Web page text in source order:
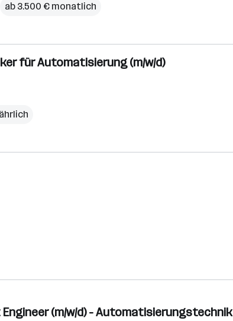
ab 3.500 € monatlich
für Automatisierung (m/w/d)
(m/w/d) - Automatisierungstechnik